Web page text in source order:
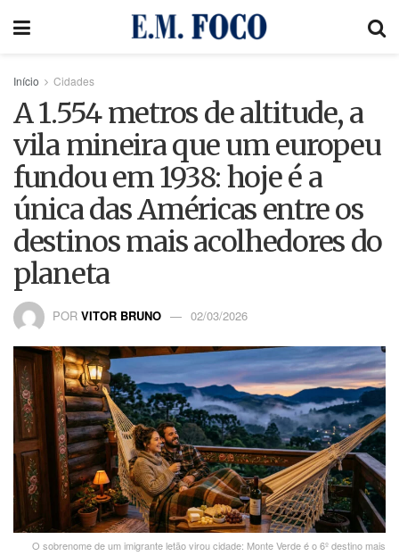
Início Cidades
A 1.554 metros de altitude, a
vila mineira que um europeu
fundou em 1938: hoje é a
única das Américas entre os
destinos mais acolhedores do
planeta
POR VITOR BRUNO 02/03/2026
O sobrenome de um imigrante letão virou cidade: Monte Verde é o 6º destino mais